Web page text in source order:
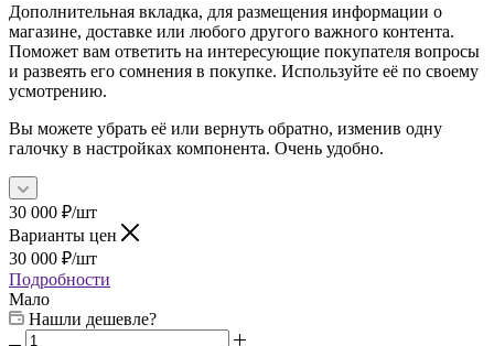
Дополнительная вкладка, для размещения информации о
магазине, доставке или любого другого важного контента.
Поможет вам ответить на интересующие покупателя вопросы
и развеять его сомнения в покупке. Используйте её по своему
усмотрению.
Вы можете убрать её или вернуть обратно, изменив одну
галочку в настройках компонента. Очень удобно.
30 000 ₽/шт
Варианты цен
30 000 ₽/шт
Подробности
Мало
Нашли дешевле?